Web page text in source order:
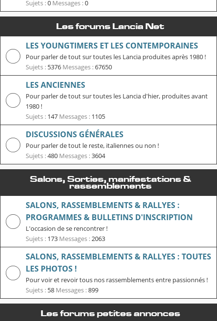
Sujets :0 Messages :0
Les forums Lancia Net
LES YOUNGTIMERS ET LES CONTEMPORAINES
Pour parler de tout sur toutes les Lancia produites après 1980 !
Sujets : 5376 Messages :67650
LES ANCIENNES
Pour parler de tout sur toutes les Lancia d'hier, produites avant
1980 !
Sujets : 147 Messages : 1105
DISCUSSIONS GÉNÉRALES
Pour parler de tout le reste, italiennes ou non !
Sujets :480 Messages :3604
Salons, Sorties, manifestations &
rassemblements
SALONS, RASSEMBLEMENTS & RALLYES :
PROGRAMMES & BULLETINS D'INSCRIPTION
L'occasion de se rencontrer !
Sujets : 173 Messages :2063
SALONS, RASSEMBLEMENTS & RALLYES : TOUTES
LES PHOTOS !
Pour voir et revoir tous nos rassemblements entre passionnés !
Sujets : 58 Messages :899
Les forums petites annonces